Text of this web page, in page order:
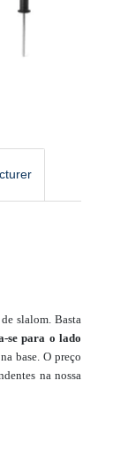
slalom. Basta
se para o lado
base. O preço
na nossa